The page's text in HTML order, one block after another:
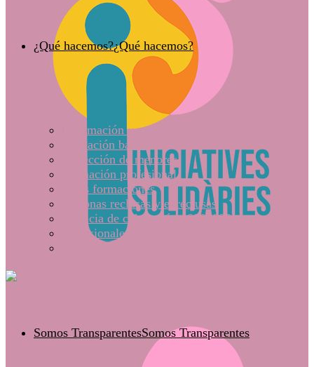
¿Qué hacemos?¿Qué hacemos?
Información y asesoramiento
Educación básica
Protección de menores
Formación profesional
Otras formaciones
Personas reclusas y exreclusas
Agencia de colocación 10000002
Profesionales y Voluntariado
Somos TransparentesSomos Transparentes